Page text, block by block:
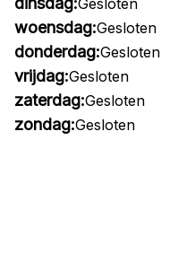
woensdag:Gesloten
donderdag:Gesloten
vrijdag:Gesloten
zaterdag:Gesloten
zondag:Gesloten